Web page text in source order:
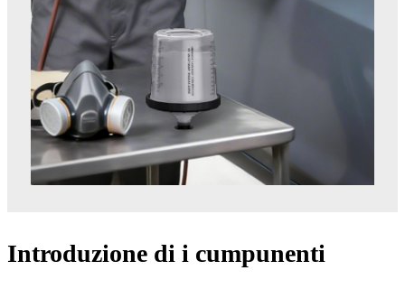
Introduzione di i cumpunenti